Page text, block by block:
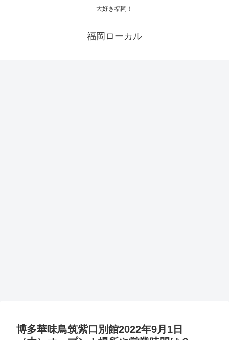
大好き福岡！
福岡ローカル
博多華味鳥筑紫口別館2022年9月1日